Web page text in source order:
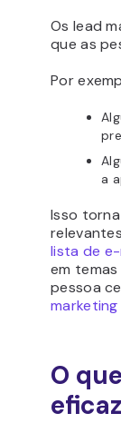
Os lead
que as
Por
a
Isso
lista de
em
pessoa
O